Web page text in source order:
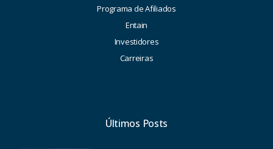
Programa de Afiliados
Entain
Investidores
Carreiras
Últimos Posts